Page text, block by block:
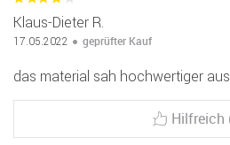
Klaus-Dieter R.
17.05.2022 geprüfter Kauf
das material sah hochwertiger
Hilfreich